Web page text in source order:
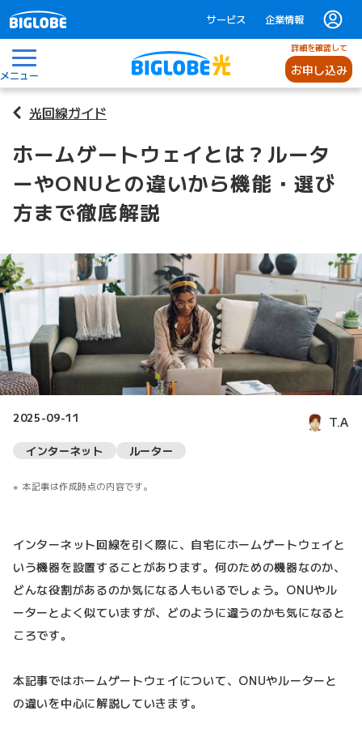
サービス 企業情報
メニュー
詳細を確認して
お申し込み
光回線ガイド
ホームゲートウェイとは？ルータ
ーやONUとの違いから機能・選び
方まで徹底解説
2025-09-11 T.A
インターネット ルーター
本記事は作成時点の内容です。
インターネット回線を引く際に、自宅にホームゲートウェイと
いう機器を設置することがあります。何のための機器なのか、
どんな役割があるのか気になる人もいるでしょう。ONUやル
ーターとよく似ていますが、どのように違うのかも気になると
ころです。
本記事ではホームゲートウェイについて、ONUやルーターと
の違いを中心に解説していきます。